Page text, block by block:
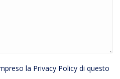
la Privacy Policy di questo